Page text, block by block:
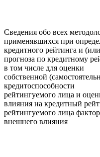
Сведения обо всех
применявшихся при
кредитного рейтинга и
прогноза по кредитному
в том числе для оценки
собственной
кредитоспособности
рейтингуемого лица и
влияния на кредитный
рейтингуемого лица
внешнего влияния